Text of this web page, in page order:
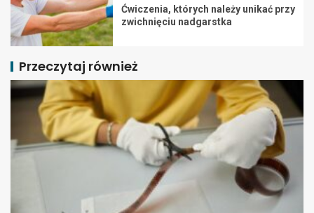
Ćwiczenia, których należy unikać przy
zwichnięciu nadgarstka
Przeczytaj również